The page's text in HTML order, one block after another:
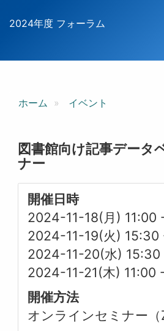
2024年度 フォーラム
ホーム イベント
図書館向け記事データ
ナー
開催日時
2024-11-18(月) 11:00
2024-11-19(火) 15:30
2024-11-20(水) 15:30
2024-11-21(木) 11:00
開催方法
オンラインセミナー（